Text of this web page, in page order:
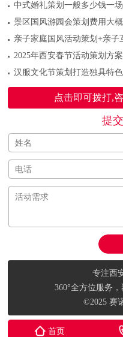
中式婚礼策划一般多少钱一场
景区国风游园会策划费用大
亲子家庭国风活动策划+亲子
2025年西安春节活动策划方
汉服文化节策划打造独具特
点击即可拨打,
提
专注西
360°全方位服务
©2025 赛
首页